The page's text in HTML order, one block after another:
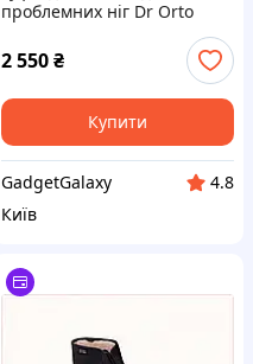
проблемних ніг Dr Orto
87PP5403H1
2 550₴
Купити
GadgetGalaxy
4.8
Київ